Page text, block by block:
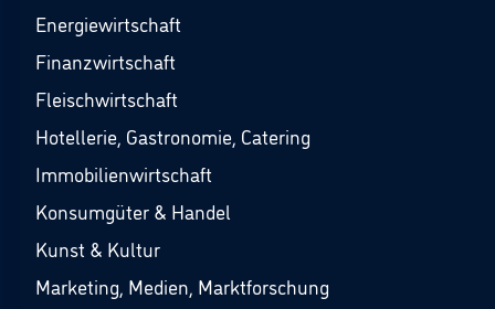
Energiewirtschaft
Finanzwirtschaft
Fleischwirtschaft
Hotellerie, Gastronomie, Catering
Immobilienwirtschaft
Konsumgüter & Handel
Kunst & Kultur
Marketing, Medien, Marktforschung